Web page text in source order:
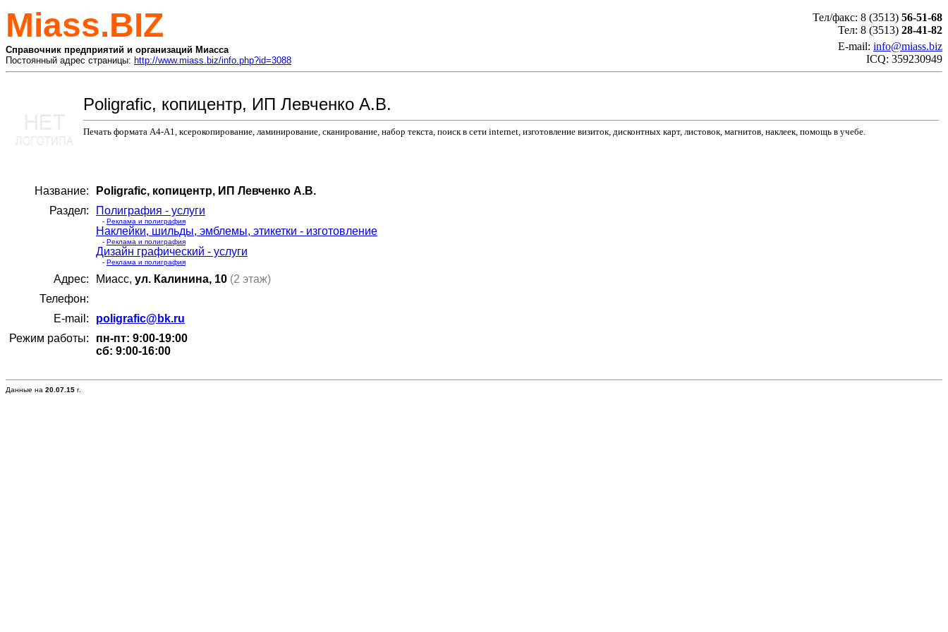
Miass.BIZ
Справочник предприятий и организаций Миасса
Постоянный адрес страницы: http://www.miass.biz/info.php?id=3088
Тел/факс: 8 (3513) 56-51-68
Тел: 8 (3513) 28-41-82
E-mail: info@miass.biz
ICQ: 359230949
Poligrafic, копицентр, ИП Левченко А.В.
Печать формата А4-А1, ксерокопирование, ламинирование, сканирование, набор текста, поиск в сети internet, изготовление визиток, дисконтных карт, листовок, магнитов, наклеек, помощь в учебе.
Название:
Poligrafic, копицентр, ИП Левченко А.В.
Раздел:
Полиграфия - услуги
- Реклама и полиграфия
Наклейки, шильды, эмблемы, этикетки - изготовление
- Реклама и полиграфия
Дизайн графический - услуги
- Реклама и полиграфия
Адрес: Миасс, ул. Калинина, 10 (2 этаж)
Телефон:
E-mail:
poligrafic@bk.ru
Режим работы:
пн-пт: 9:00-19:00
сб: 9:00-16:00
Данные на 20.07.15 г.